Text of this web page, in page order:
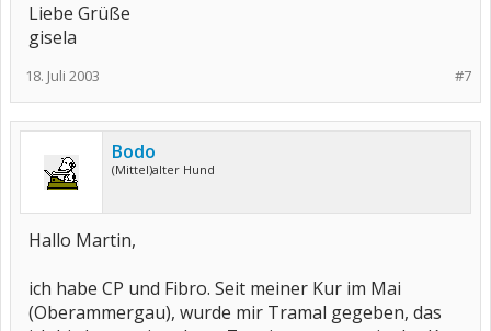
Liebe Grüße
gisela
#7
18. Juli 2003
Bodo
(Mittel)alter Hund
Hallo Martin,
ich habe CP und Fibro. Seit meiner Kur im Mai
(Oberammergau), wurde mir Tramal gegeben, das